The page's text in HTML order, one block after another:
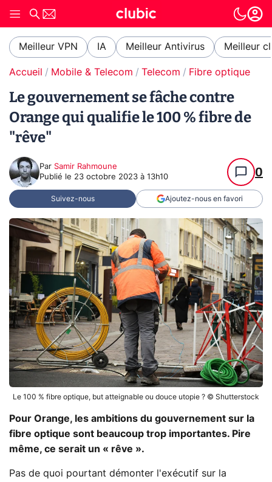
Meilleur VPN IA Meilleur Antivirus Meilleur
Accueil Mobile & Telecom Telecom Fibre optique
Le gouvernement se fâche contre
Orange qui qualifie le 100 % fibre de
"rêve"
Par Samir Rahmoune
Publié le 23 octobre 2023 à 13h10 0
Suivez-nous Ajoutez-nous en favori
Le 100 % fibre optique, but atteignable ou douce utopie ? © Shutterstock
Pour Orange, les ambitions du gouvernement sur la
fibre optique sont beaucoup trop importantes. Pire
même, ce serait un « rêve ».
Pas de quoi pourtant démonter l'exécutif sur la